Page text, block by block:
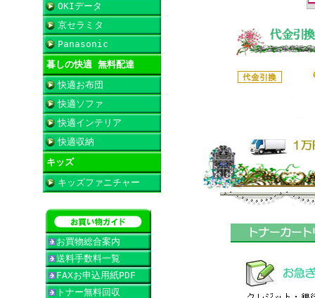
OKIデータ
京セラミタ
Panasonic
暮しの快適 無料配達
快適お布団
快適ソファ
快適インテリア
快適収納
キッズ
キッズファニチャー
お買物総合案内
送料手数料一覧
FAXお申込用紙PDF
トナー無料回収